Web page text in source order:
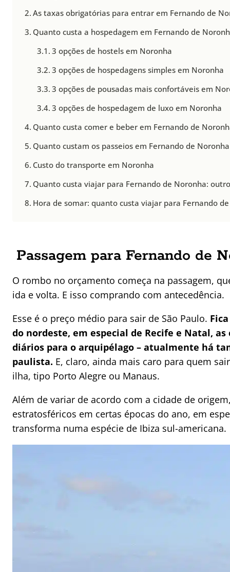
As taxas obrigatórias para entrar em Fernando de
Quanto custa a hospedagem em Fernando de
3 opções de hostels em Noronha
3 opções de hospedagens simples em Noronha
3 opções de pousadas mais confortáveis em
3 opções de hospedagem de luxo em Noronha
Quanto custa comer e beber em Fernando de
Quanto custam os passeios em Fernando de Noronha
Custo do transporte em Noronha
Quanto custa viajar para Fernando de Noronha:
Hora de somar: quanto custa viajar para Fernando
Passagem para Fernando de
O rombo no orçamento começa na passagem,
ida e volta. E isso comprando com antecedência.
Esse é o preço médio para sair de São Paulo.
do nordeste, em especial de Recife e Natal, as
diários para o arquipélago – atualmente há
paulista. E, claro, ainda mais caro para quem
ilha, tipo Porto Alegre ou Manaus.
Além de variar de acordo com a cidade de
estratosféricos em certas épocas do ano, em
transforma numa espécie de Ibiza sul-americana.